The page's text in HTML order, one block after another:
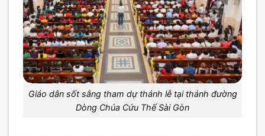
Giáo dân sốt sắng tham dự thánh lễ tại thánh đường
Dòng Chúa Cứu Thế Sài Gòn